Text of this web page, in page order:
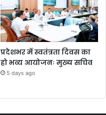
प्रदेशभर में स्वतंत्रता दिवस का
हो भव्य आयोजनः मुख्य सचिव
5 days ago